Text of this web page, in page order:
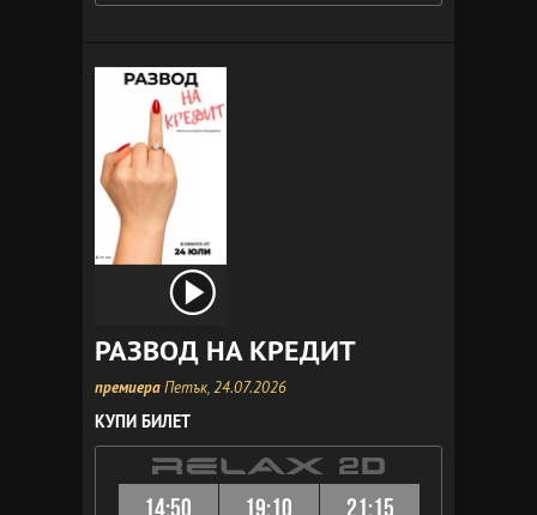
РАЗВОД НА КРЕДИТ
премиераПетък, 24.07.2026
КУПИ БИЛЕТ